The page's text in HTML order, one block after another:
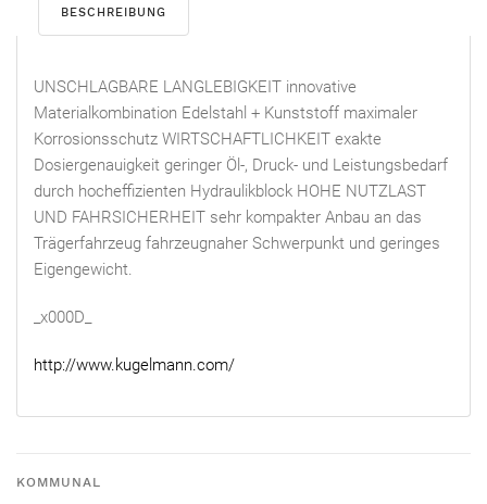
BESCHREIBUNG
UNSCHLAGBARE LANGLEBIGKEIT innovative
Materialkombination Edelstahl + Kunststoff maximaler
Korrosionsschutz WIRTSCHAFTLICHKEIT exakte
Dosiergenauigkeit geringer Öl-, Druck- und Leistungsbedarf
durch hocheffizienten Hydraulikblock HOHE NUTZLAST
UND FAHRSICHERHEIT sehr kompakter Anbau an das
Trägerfahrzeug fahrzeugnaher Schwerpunkt und geringes
Eigengewicht.
_x000D_
http://www.kugelmann.com/
KOMMUNAL